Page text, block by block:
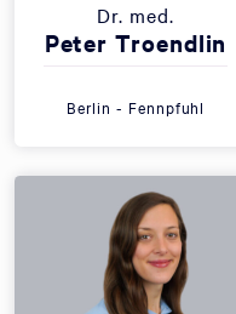
Dr. med.
Peter Troendlin
Berlin - Fennpfuhl